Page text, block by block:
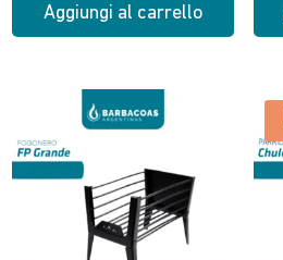
Aggiungi al carrello